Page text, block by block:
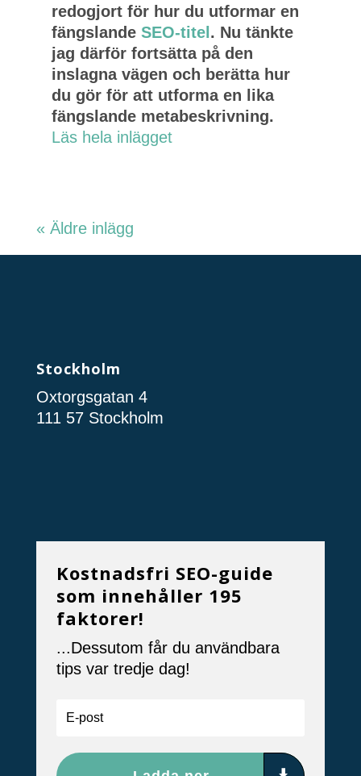
redogjort för hur du utformar en
fängslande SEO-titel . Nu tänkte
jag därför fortsätta på den
inslagna vägen och berätta hur
du gör för att utforma en lika
fängslande metabeskrivning.
Läs hela inlägget
« Äldre inlägg
Stockholm
Oxtorgsgatan 4
111 57 Stockholm
Kostnadsfri SEO-guide
som innehåller 195
faktorer!
...Dessutom får du användbara
tips var tredje dag!